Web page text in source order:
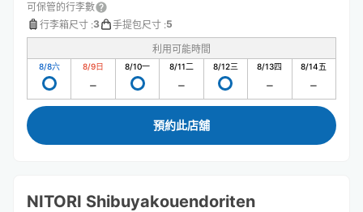
可保管的行李數
行李箱尺寸 :3 手提包尺寸 :5
利用可能時間
8/8六 8/9日 8/10一 8/11二 8/12三 8/13四 8/14五
預約此店舖
NITORI Shibuyakouendoriten